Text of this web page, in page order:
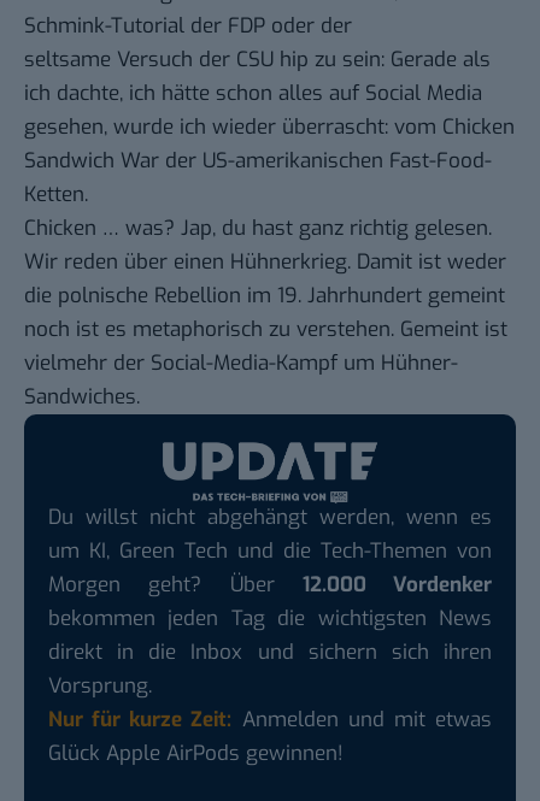
Schmink-Tutorial der FDP oder der
seltsame Versuch der CSU hip zu sein: Gerade als
ich dachte, ich hätte schon alles auf Social Media
gesehen, wurde ich wieder überrascht: vom Chicken
Sandwich War der US-amerikanischen Fast-Food-
Ketten.
Chicken … was? Jap, du hast ganz richtig gelesen.
Wir reden über einen Hühnerkrieg. Damit ist weder
die polnische Rebellion im 19. Jahrhundert gemeint
noch ist es metaphorisch zu verstehen. Gemeint ist
vielmehr der Social-Media-Kampf um Hühner-
Sandwiches.
Du willst nicht abgehängt werden, wenn es
um KI, Green Tech und die Tech-Themen von
Morgen geht? Über 12.000 Vordenker
bekommen jeden Tag die wichtigsten News
direkt in die Inbox und sichern sich ihren
Vorsprung.
Nur für kurze Zeit: Anmelden und mit etwas
Glück Apple AirPods gewinnen!